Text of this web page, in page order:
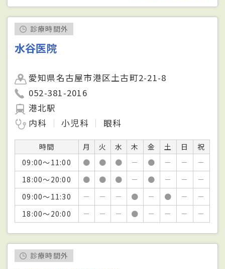
診療時間外
水谷医院
愛知県名古屋市港区土古町2-21-8
052-381-2016
港北駅
内科
小児科 眼科
時間 月 火 水 木 金 土 日
祝
09:00～11:00
● ● ● － ● － －
－
18:00～20:00
● ● ● － ● － －
－
09:00～11:30
－ － － ● － ● －
－
18:00～20:00
－ － － ● － － － －
診療時間外